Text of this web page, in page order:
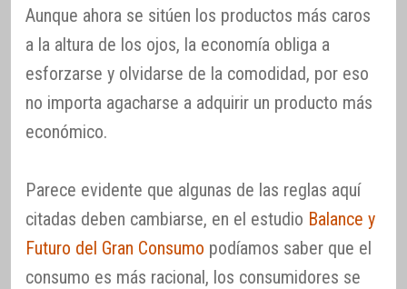
Aunque ahora se sitúen los productos más caros
a la altura de los ojos, la economía obliga a
esforzarse y olvidarse de la comodidad, por eso
no importa agacharse a adquirir un producto más
económico.
Parece evidente que algunas de las reglas aquí
citadas deben cambiarse, en el estudio Balance y
Futuro del Gran Consumo podíamos saber que el
consumo es más racional, los consumidores se